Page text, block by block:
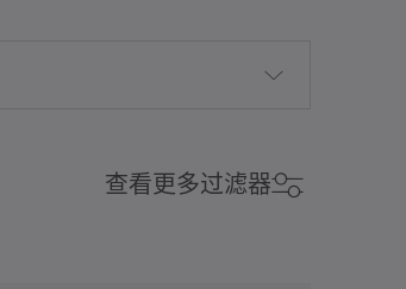
查看更多过滤器